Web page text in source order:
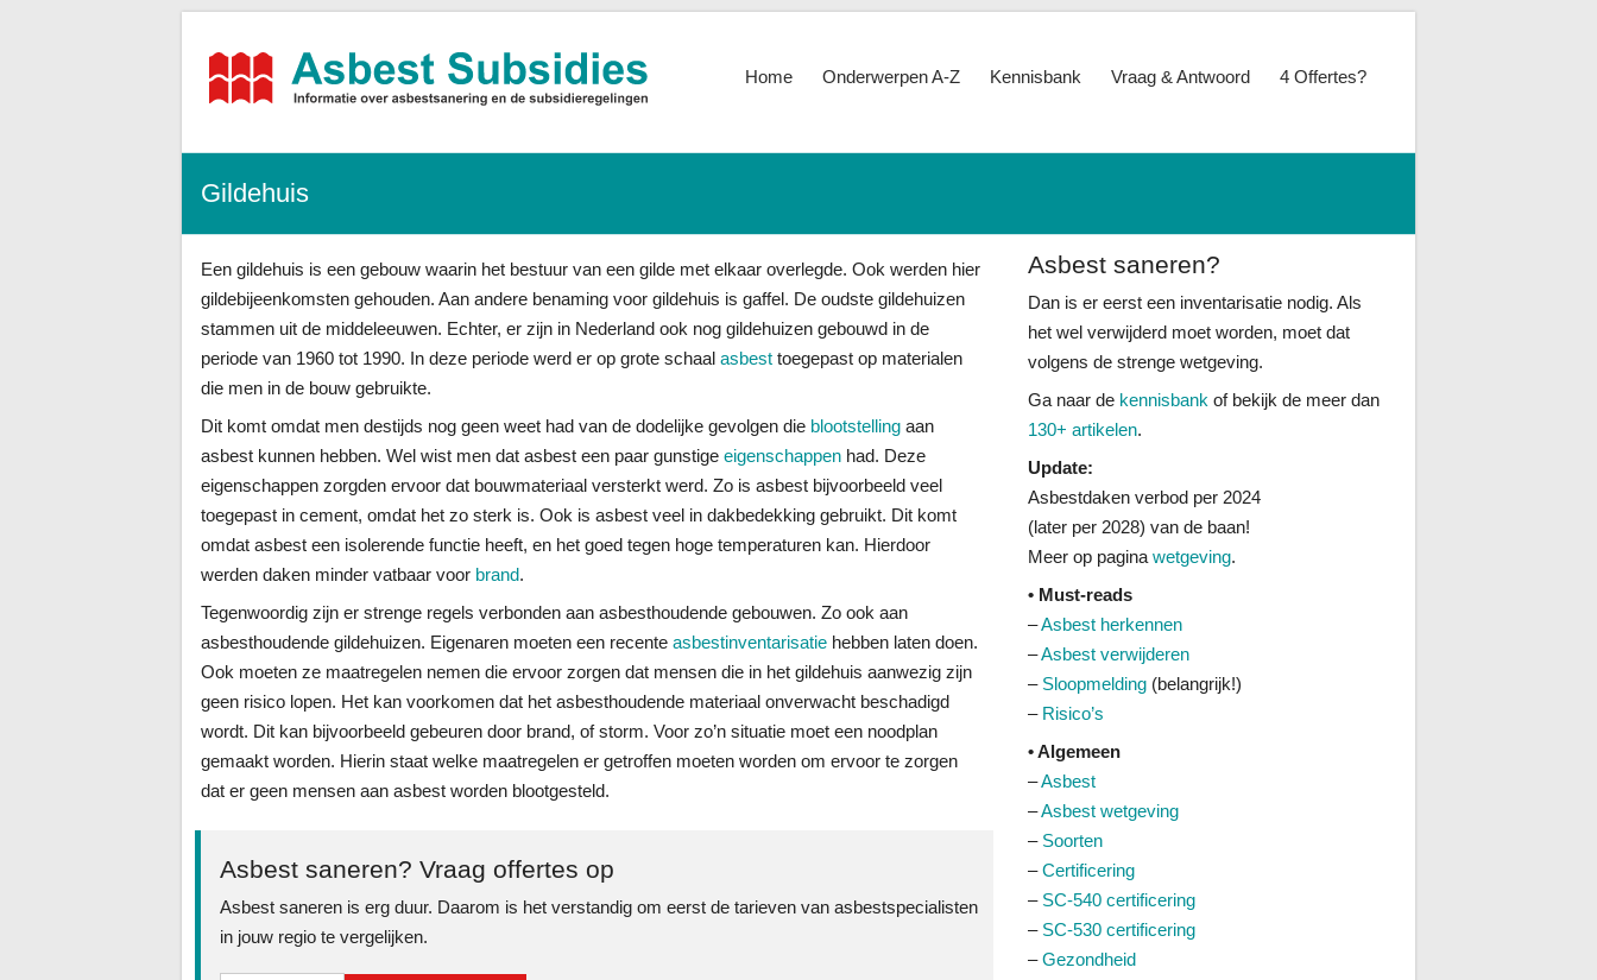
Asbest-
informatie,
sanering
+
Home Onderwerpen A-Z Kennisbank Vraag & Antwoord 4 Offertes?
Gildehuis
Een gildehuis is een gebouw waarin het bestuur van een gilde met elkaar overlegde. Ook werden hier
gildebijeenkomsten gehouden. Aan andere benaming voor gildehuis is gaffel. De oudste gildehuizen
stammen uit de middeleeuwen. Echter, er zijn in Nederland ook nog gildehuizen gebouwd in de
periode van 1960 tot 1990. In deze periode werd er op grote schaal asbest toegepast op materialen
die men in de bouw gebruikte.
Dit komt omdat men destijds nog geen weet had van de dodelijke gevolgen die blootstelling aan
asbest kunnen hebben. Wel wist men dat asbest een paar gunstige eigenschappen had. Deze
eigenschappen zorgden ervoor dat bouwmateriaal versterkt werd. Zo is asbest bijvoorbeeld veel
toegepast in cement, omdat het zo sterk is. Ook is asbest veel in dakbedekking gebruikt. Dit komt
omdat asbest een isolerende functie heeft, en het goed tegen hoge temperaturen kan. Hierdoor
werden daken minder vatbaar voor brand.
Tegenwoordig zijn er strenge regels verbonden aan asbesthoudende gebouwen. Zo ook aan
asbesthoudende gildehuizen. Eigenaren moeten een recente asbestinventarisatie hebben laten doen.
Ook moeten ze maatregelen nemen die ervoor zorgen dat mensen die in het gildehuis aanwezig zijn
geen risico lopen. Het kan voorkomen dat het asbesthoudende materiaal onverwacht beschadigd
wordt. Dit kan bijvoorbeeld gebeuren door brand, of storm. Voor zo’n situatie moet een noodplan
gemaakt worden. Hierin staat welke maatregelen er getroffen moeten worden om ervoor te zorgen
dat er geen mensen aan asbest worden blootgesteld.
Asbest saneren? Vraag offertes op
Asbest saneren is erg duur. Daarom is het verstandig om eerst de tarieven van asbestspecialisten
in jouw regio te vergelijken.
Asbest saneren?
Dan is er eerst een inventarisatie nodig. Als
het wel verwijderd moet worden, moet dat
volgens de strenge wetgeving.
Ga naar de kennisbank of bekijk de meer dan
130+ artikelen.
Update:
Asbestdaken verbod per 2024
(later per 2028) van de baan!
Meer op paginawetgeving.
• Must-reads
–Asbest herkennen
–Asbest verwijderen
– Sloopmelding (belangrijk!)
– Risico’s
• Algemeen
–Asbest
–Asbest wetgeving
– Soorten
–Certificering
– SC-540 certificering
– SC-530 certificering
–Gezondheid